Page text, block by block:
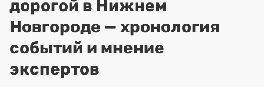
дорогой в Нижнем
Новгороде — хронология
событий и мнение
экспертов